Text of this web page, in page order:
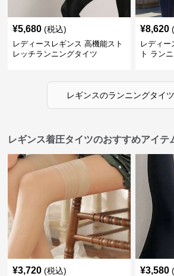
¥5,680 (税込)
レディースレギンス 高機能スト
レッチランニングタイツ
¥8,620
レディー
ト ラン
レギンスのランニングタイツ
レギンス着圧タイツのおすすめアイテ
¥3,720 (税込) ¥3,580